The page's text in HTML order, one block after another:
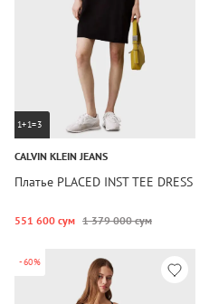
1+1=3
CALVIN KLEIN JEANS
Платье PLACED INST TEE DRESS
551 600 сум 1 379 000 сум
-60%